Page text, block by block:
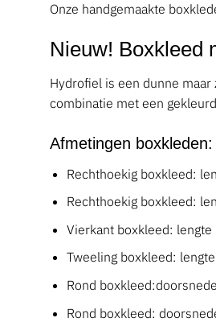
Onze handgemaakte
Nieuw! Boxkleed
Hydrofiel is een dunne
combinatie met een
Afmetingen boxkleden:
Rechthoekig boxkleed:
Rechthoekig boxkleed:
Vierkant boxkleed:
Tweeling boxkleed:
Rond boxkleed:
Rond boxkleed: